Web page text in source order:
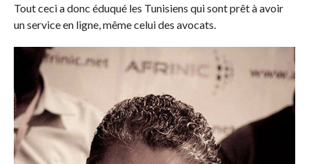
Tout ceci a donc éduqué les Tunisiens qui sont prêt à avoir
un service en ligne, même celui des avocats.